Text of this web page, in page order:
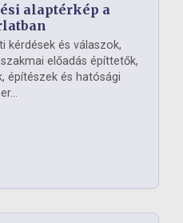
alaptérkép a
kérdések és válaszok,
előadás építtetők,
építészek és hatósági